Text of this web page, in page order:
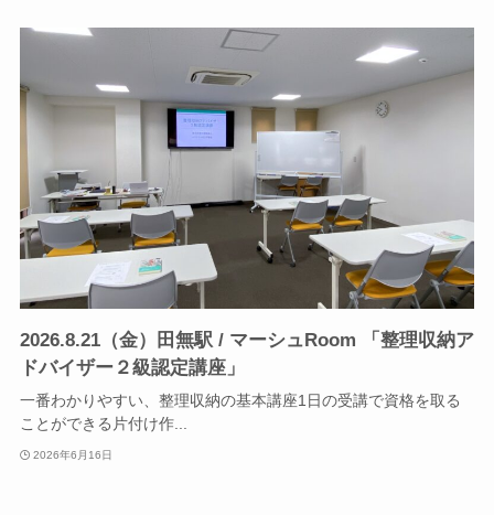
2026.8.21（金）田無駅 / マーシュRoom 「整理収納ア
ドバイザー２級認定講座」
一番わかりやすい、整理収納の基本講座1日の受講で資格を取る
ことができる片付け作...
2026年6月16日